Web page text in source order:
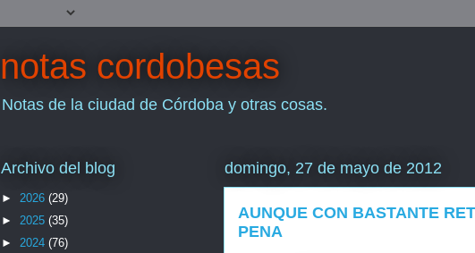
notas cordobesas
Notas de la ciudad de Córdoba y otras cosas.
domingo, 27 de mayo de 2012
AUNQUE CON BASTANTE
PENA
Archivo del blog
► 2026 (29)
► 2025 (35)
► 2024 (76)